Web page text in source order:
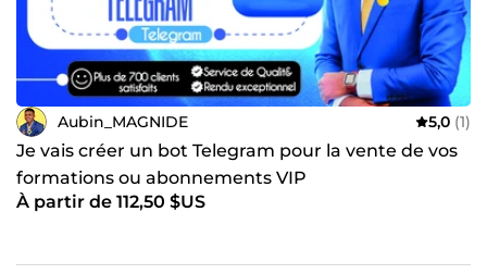
Aubin_MAGNIDE 5,0 (1)
Je vais créer un bot Telegram pour la vente de vos
formations ou abonnements VIP
À partir de 112,50 $US